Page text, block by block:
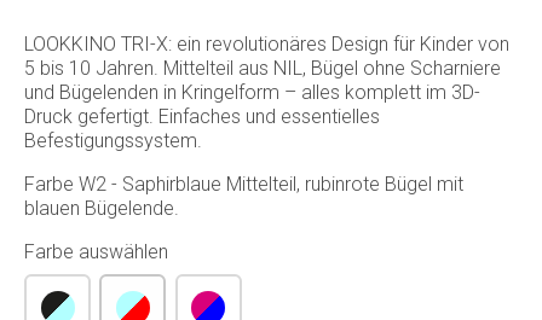
LOOKKINO TRI-X: ein revolutionäres Design für Kinder von
5 bis 10 Jahren. Mittelteil aus NIL, Bügel ohne Scharniere
und Bügelenden in Kringelform – alles komplett im 3D-
Druck gefertigt. Einfaches und essentielles
Befestigungssystem.
Farbe W2 - Saphirblaue Mittelteil, rubinrote Bügel mit
blauen Bügelende.
Farbe auswählen